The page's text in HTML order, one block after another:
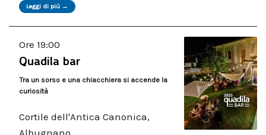
Leggi di più →
Ore 19:00
Quadila bar
Tra un sorso e una chiacchiera si accende la
curiosità
Cortile dell'Antica Canonica,
Albugnano